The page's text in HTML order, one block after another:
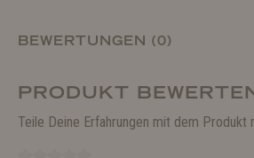
BEWERTUNGEN (0)
PRODUKT
Teile Deine Erfahrungen mit dem Produkt